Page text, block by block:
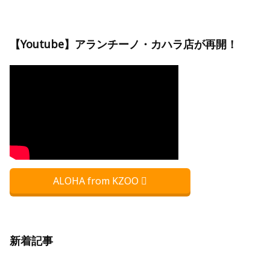
【Youtube】アランチーノ・カハラ店が再開！
ALOHA from KZOO
新着記事